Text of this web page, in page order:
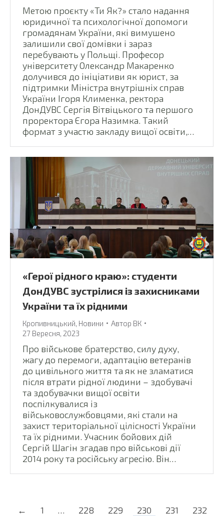
Метою проєкту «Ти Як?» стало надання
юридичної та психологічної допомоги
громадянам України, які вимушено
залишили свої домівки і зараз
перебувають у Польщі. Професор
університету Олександр Макаренко
долучився до ініціативи як юрист, за
підтримки Міністра внутрішніх справ
України Ігоря Клименка, ректора
ДонДУВС Сергія Вітвіцького та першого
проректора Єгора Назимка. Такий
формат з участю закладу вищої освіти,…
«Герої рідного краю»: студенти
ДонДУВС зустрілися із захисниками
України та їх рідними
Кропивницький, Новини Автор ВК
27 Вересня, 2023
Про військове братерство, силу духу,
жагу до перемоги, адаптацію ветеранів
до цивільного життя та як не зламатися
після втрати рідної людини – здобувачі
та здобувачки вищої освіти
поспілкувалися із
військовослужбовцями, які стали на
захист територіальної цілісності України
та їх рідними. Учасник бойових дій
Сергій Шагін згадав про військові дії
2014 року та російську агресію. Він…
← 1 … 228 229 230 231
232